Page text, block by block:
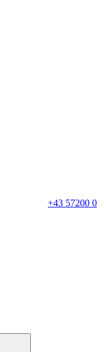
+43 57200 0